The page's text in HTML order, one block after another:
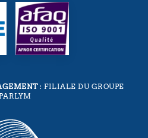
: FILIALE DU GROUPE